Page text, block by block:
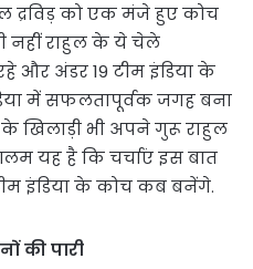
द्रविड़ को एक मंजे हुए कोच
नहीं राहुल के ये चेले
और अंडर 19 टीम इंडिया के
में सफलतापूर्वक जगह बना
के खिलाड़ी भी अपने गुरू राहुल
यह है कि चर्चाएं इस बात
इंडिया के कोच कब बनेंगे.
की पारी